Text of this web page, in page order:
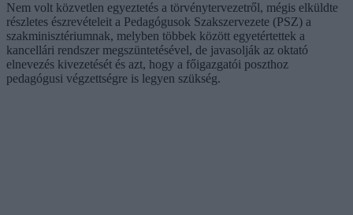
Nem volt közvetlen egyeztetés a törvénytervezetről, mégis elküldte
részletes észrevételeit a Pedagógusok Szakszervezete (PSZ) a
szakminisztériumnak, melyben többek között egyetértettek a
kancellári rendszer megszüntetésével, de javasolják az oktató
elnevezés kivezetését és azt, hogy a főigazgatói poszthoz
pedagógusi végzettségre is legyen szükség.